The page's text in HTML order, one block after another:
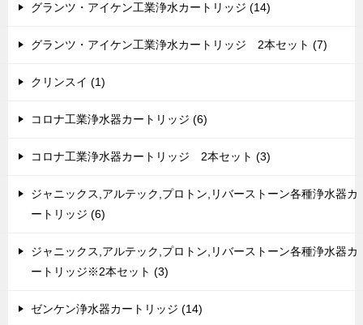
グランツ・アイケン工業浄水カートリッジ (14)
グランツ・アイケン工業浄水カートリッジ 2本セット (7)
クリンスイ (1)
コロナ工業浄水器カートリッジ (6)
コロナ工業浄水器カートリッジ 2本セット (3)
ジャニックス,アルテック,プロトン,リバーストーン各種浄水器カ
ートリッジ (6)
ジャニックス,アルテック,プロトン,リバーストーン各種浄水器カ
ートリッジ※2本セット (3)
ゼンケン浄水器カートリッジ (14)